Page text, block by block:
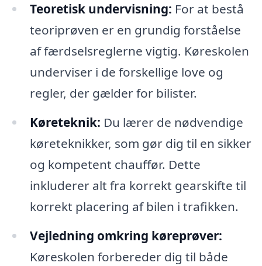
Teoretisk undervisning: For at bestå
teoriprøven er en grundig forståelse
af færdselsreglerne vigtig. Køreskolen
underviser i de forskellige love og
regler, der gælder for bilister.
Køreteknik: Du lærer de nødvendige
køreteknikker, som gør dig til en sikker
og kompetent chauffør. Dette
inkluderer alt fra korrekt gearskifte til
korrekt placering af bilen i trafikken.
Vejledning omkring køreprøver:
Køreskolen forbereder dig til både